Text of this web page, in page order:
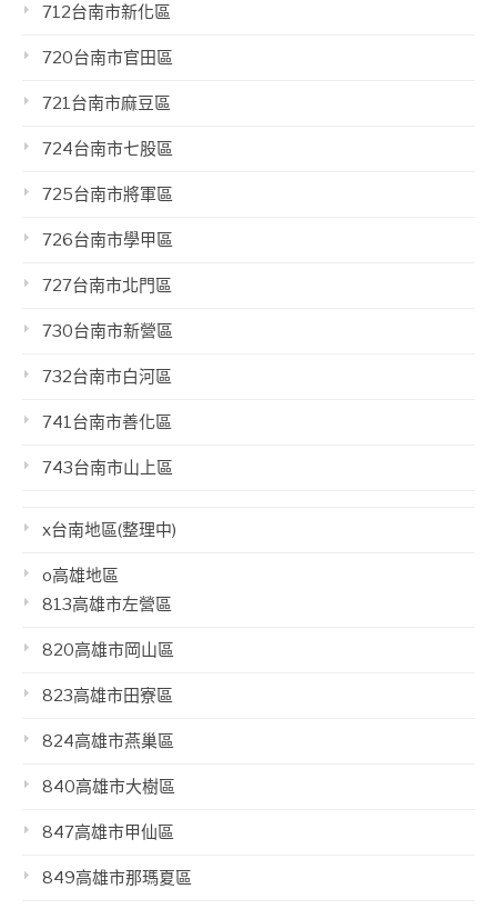
712台南市新化區
720台南市官田區
721台南市麻豆區
724台南市七股區
725台南市將軍區
726台南市學甲區
727台南市北門區
730台南市新營區
732台南市白河區
741台南市善化區
743台南市山上區
x台南地區(整理中)
o高雄地區
813高雄市左營區
820高雄市岡山區
823高雄市田寮區
824高雄市燕巢區
840高雄市大樹區
847高雄市甲仙區
849高雄市那瑪夏區